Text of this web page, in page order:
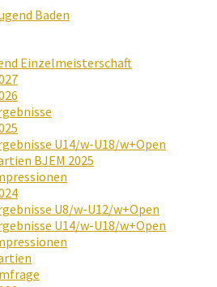
Baden
Einzelmeisterschaft
U14/w-U18/w+Open
BJEM 2025
U8/w-U12/w+Open
U14/w-U18/w+Open